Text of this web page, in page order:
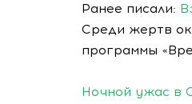
Ранее писали:
Среди жертв
программы
Ночной ужас в